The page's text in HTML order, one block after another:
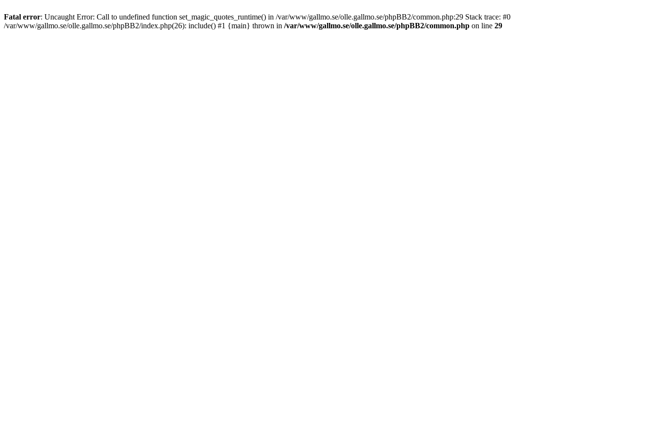
Fatal error: Uncaught Error: Call to undefined function set_magic_quotes_runtime() in /var/www/gallmo.se/olle.gallmo.se/phpBB2/common.php:29 Stack trace: #0
/var/www/gallmo.se/olle.gallmo.se/phpBB2/index.php(26): include() #1 {main} thrown in /var/www/gallmo.se/olle.gallmo.se/phpBB2/common.php on line 29